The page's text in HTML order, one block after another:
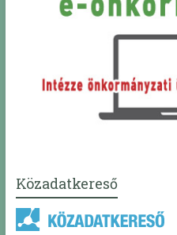
Közadatkereső